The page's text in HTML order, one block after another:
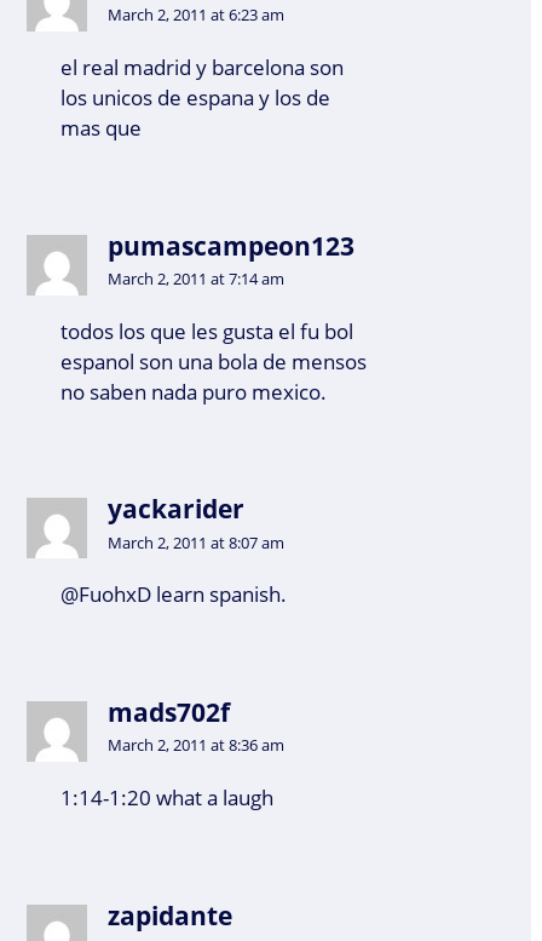
March 2, 2011 at 6:23 am
el real madrid y barcelona son
los unicos de espana y los de
mas que
pumascampeon123
March 2, 2011 at 7:14 am
todos los que les gusta el fu bol
espanol son una bola de mensos
no saben nada puro mexico.
yackarider
March 2, 2011 at 8:07 am
@FuohxD learn spanish.
mads702f
March 2, 2011 at 8:36 am
1:14-1:20 what a laugh
zapidante